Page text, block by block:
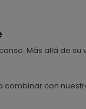
Más allá de
con